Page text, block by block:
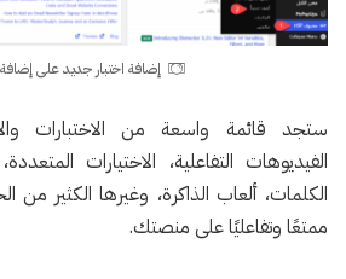
إضافة اختبار جديد على إضافة H5P.
ستجد قائمة واسعة من الاختبارات
الفيديوهات التفاعلية، الاختيارات
الكلمات، ألعاب الذاكرة، وغيرها الكثير من
ممتعًا وتفاعليًا على منصتك.